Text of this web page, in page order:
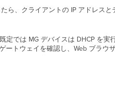
、クライアントの IP アドレスと
では MG デバイスは DHCP を実
トウェイを確認し、Web ブラウ